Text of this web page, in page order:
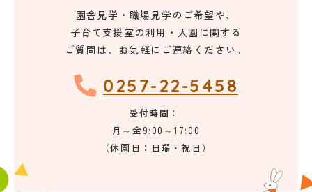
園舎見学・職場見学のご希望や、
子育て支援室の利用・入園に関する
ご質問は、お気軽にご連絡ください。
0257-22-5458
受付時間
月～金9:00～17:00
（休園日：日曜・祝日）